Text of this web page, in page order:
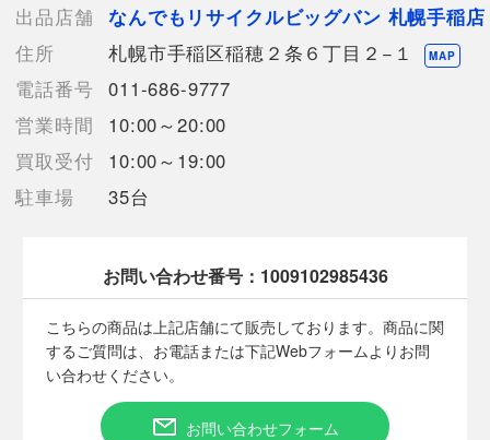
通常使用による傷や汚れが見受けられる中古品
【規格・仕様】
《サイズ》
13号
《素材》
レーヨン
95%
ポリウレタン
【詳細備考】
目立った傷汚れはございませんが、細かいスレや使用感、毛羽立
ち、毛玉が少しございます。
店頭でも販売しているため状態が変化する可能性がございます。
発送はコンパクトに畳んで発送します。
出品店舗
なんでもリサイクルビッグバン 札幌手稲店
住所
札幌市手稲区稲穂２条６丁目２−１ MAP
電話番号 011-686-9777
営業時間
10:00～20:00
買取受付
10:00～19:00
駐車場
35台
お問い合わせ番号： 1009102985436
こちらの商品は上記店舗にて販売しております。商品に関
するご質問は、お電話または下記Webフォームよりお問
い合わせください。
お問い合わせフォーム